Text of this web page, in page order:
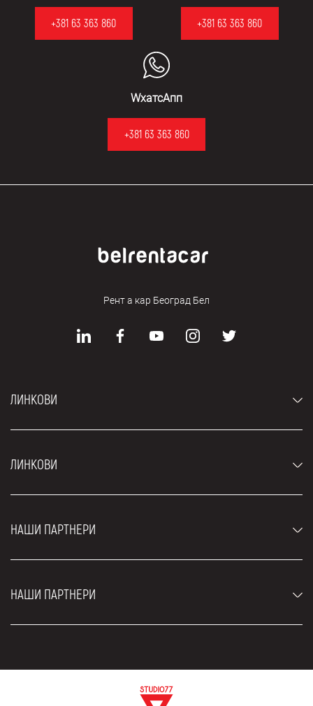
+381 63 363 860 +381 63 363 860
WхатсАпп
+381 63 363 860
Рент а кар Београд Бел
ЛИНКОВИ
Луксузни аутомобили
ЛИНКОВИ
Блог
НАШИ ПАРТНЕРИ
Рент а кар Београд Роyал
НАШИ ПАРТНЕРИ
ЕДеПро